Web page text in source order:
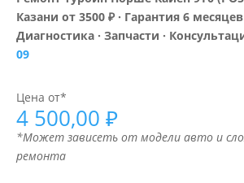
Казани от 3500 ₽ · Гарантия 6 месяцев
Диагностика · Запчасти ·
09
Цена от*
4 500,00 ₽
*Может зависеть от модели авто и
ремонта